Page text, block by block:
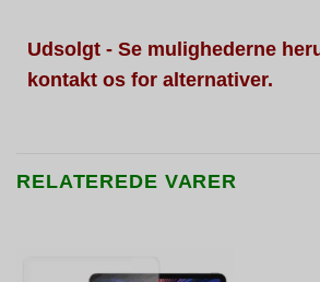
Udsolgt - Se mulighederne
kontakt os for alternativer.
RELATEREDE VARER